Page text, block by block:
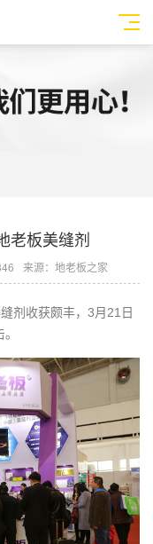
老板美缝剂
来源：地老板之家
剂 收获颇丰，3月21日